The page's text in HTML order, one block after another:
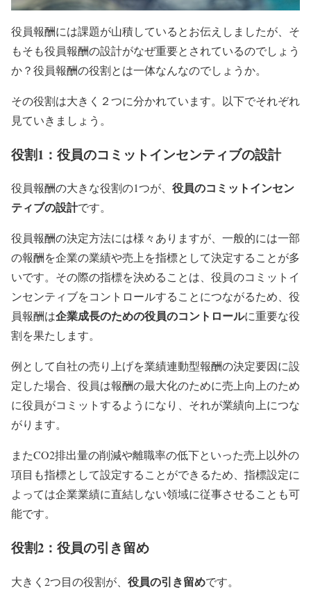
役員報酬には課題が山積しているとお伝えしましたが、そ
もそも役員報酬の設計がなぜ重要とされているのでしょう
か？役員報酬の役割とは一体なんなのでしょうか。
その役割は大きく２つに分かれています。以下でそれぞれ
見ていきましょう。
役割1：役員のコミットインセンティブの設計
役員報酬の大きな役割の1つが、 役員のコミットインセン
ティブの設計です。
役員報酬の決定方法には様々ありますが、一般的には一部
の報酬を企業の業績や売上を指標として決定することが多
いです。その際の指標を決めることは、役員のコミットイ
ンセンティブをコントロールすることにつながるため、役
員報酬は企業成長のための役員のコントロールに重要な役
割を果たします。
例として自社の売り上げを業績連動型報酬の決定要因に設
定した場合、役員は報酬の最大化のために売上向上のため
に役員がコミットするようになり、それが業績向上につな
がります。
またCO2排出量の削減や離職率の低下といった売上以外の
項目も指標として設定することができるため、指標設定に
よっては企業業績に直結しない領域に従事させることも可
能です。
役割2：役員の引き留め
大きく2つ目の役割が、 役員の引き留めです。